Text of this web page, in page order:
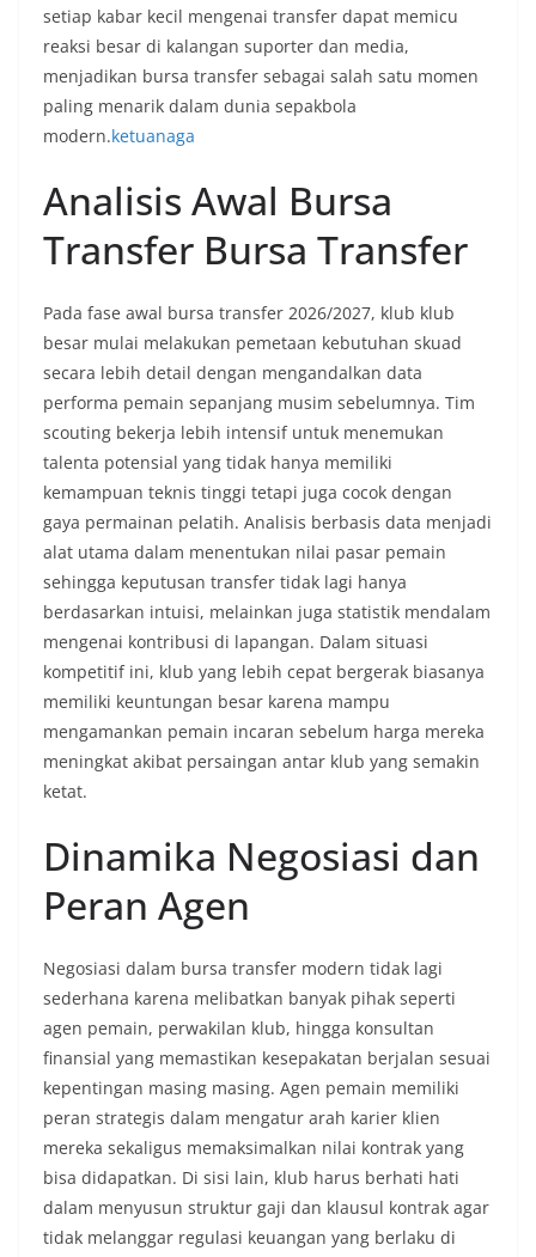
setiap kabar kecil mengenai transfer dapat memicu
reaksi besar di kalangan suporter dan media,
menjadikan bursa transfer sebagai salah satu momen
paling menarik dalam dunia sepakbola
modern.ketuanaga
Analisis Awal Bursa
Transfer Bursa Transfer
Pada fase awal bursa transfer 2026/2027, klub klub
besar mulai melakukan pemetaan kebutuhan skuad
secara lebih detail dengan mengandalkan data
performa pemain sepanjang musim sebelumnya. Tim
scouting bekerja lebih intensif untuk menemukan
talenta potensial yang tidak hanya memiliki
kemampuan teknis tinggi tetapi juga cocok dengan
gaya permainan pelatih. Analisis berbasis data menjadi
alat utama dalam menentukan nilai pasar pemain
sehingga keputusan transfer tidak lagi hanya
berdasarkan intuisi, melainkan juga statistik mendalam
mengenai kontribusi di lapangan. Dalam situasi
kompetitif ini, klub yang lebih cepat bergerak biasanya
memiliki keuntungan besar karena mampu
mengamankan pemain incaran sebelum harga mereka
meningkat akibat persaingan antar klub yang semakin
ketat.
Dinamika Negosiasi dan
Peran Agen
Negosiasi dalam bursa transfer modern tidak lagi
sederhana karena melibatkan banyak pihak seperti
agen pemain, perwakilan klub, hingga konsultan
finansial yang memastikan kesepakatan berjalan sesuai
kepentingan masing masing. Agen pemain memiliki
peran strategis dalam mengatur arah karier klien
mereka sekaligus memaksimalkan nilai kontrak yang
bisa didapatkan. Di sisi lain, klub harus berhati hati
dalam menyusun struktur gaji dan klausul kontrak agar
tidak melanggar regulasi keuangan yang berlaku di